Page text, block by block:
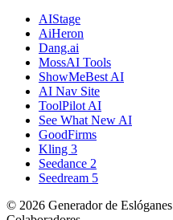
AIStage
AiHeron
Dang.ai
MossAI Tools
ShowMeBest AI
AI Nav Site
ToolPilot AI
See What New AI
GoodFirms
Kling 3
Seedance 2
Seedream 5
© 2026 Generador de Eslóganes